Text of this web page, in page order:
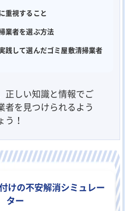
重視すること
業者を選ぶ方法
践して選んだゴミ屋敷清掃業者
正しい知識と情報でご
者を見つけられるよう
う！
けの不安解消シミュレー
ター